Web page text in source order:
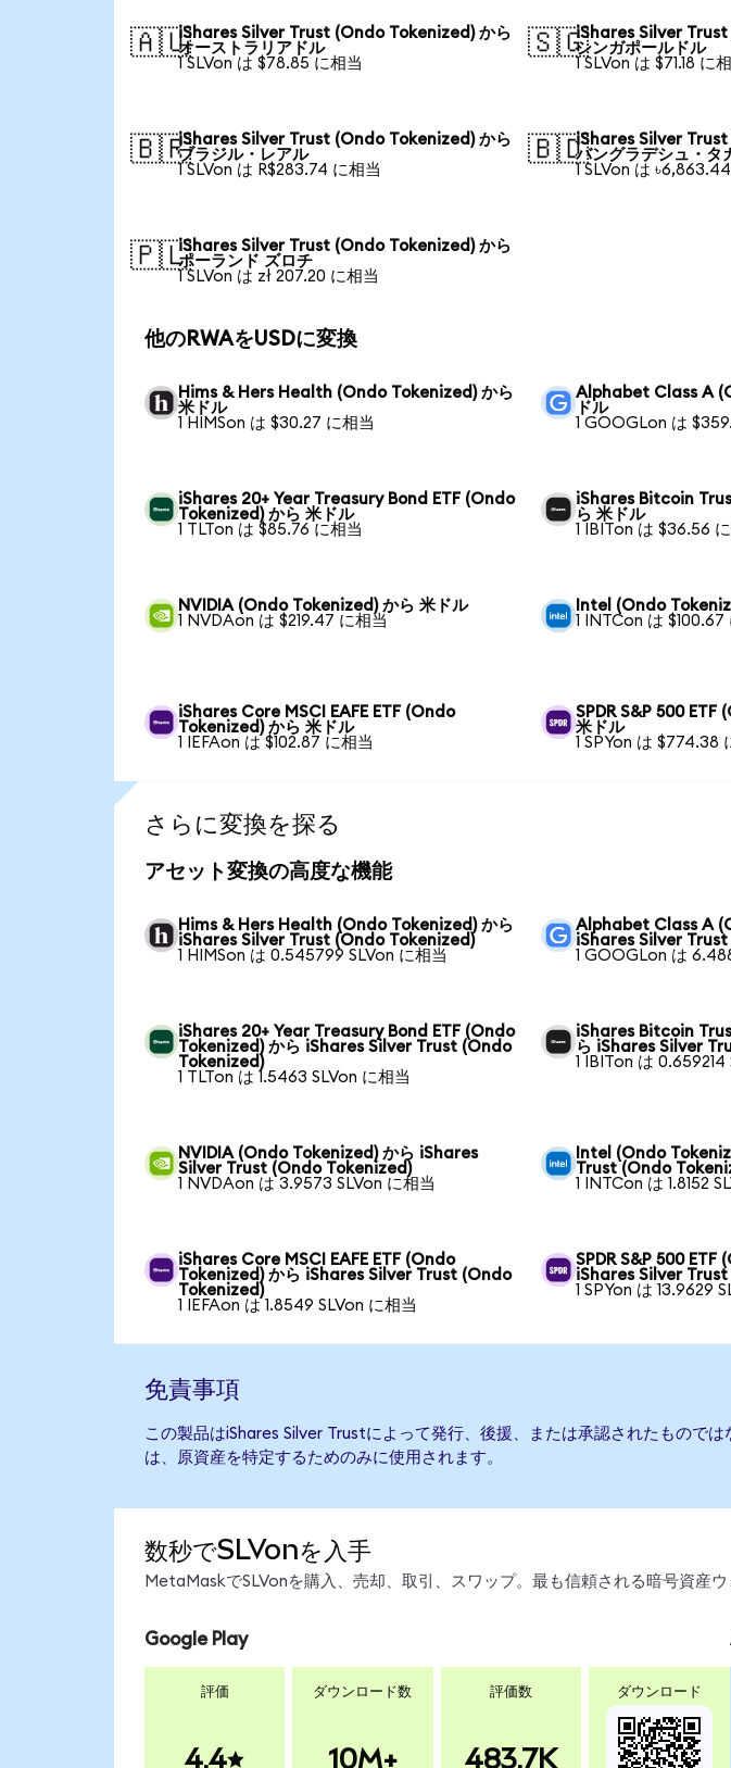
🇦🇺iShares Silver Trust (Ondo Tokenized) から
オーストラリアドル
1 SLVon は $78.85 に相当
🇸🇬iShares Silver
シンガポールドル
1 SLVon は $71.18 に
🇧🇷iShares Silver Trust (Ondo Tokenized) から
ブラジル・レアル
1 SLVon は R$283.74 に相当
🇧🇩iShares Silver
バングラデシュ・タ
1 SLVon は
🇵🇱iShares Silver Trust (Ondo Tokenized) から
ポーランド ズロチ
1 SLVon は zł 207.20 に相当
他のRWAをUSDに変換
Hims & Hers Health (Ondo Tokenized) から
米ドル
1 HIMSon は $30.27 に相当
Alphabet Class A
ドル
1 GOOGLon は
iShares 20+ Year Treasury Bond ETF (Ondo
Tokenized) から 米ドル
1 TLTon は $85.76 に相当
iShares Bitcoin
ら 米ドル
1 IBITon は $36.56
NVIDIA (Ondo Tokenized) から 米ドル
1 NVDAon は $219.47 に相当
Intel (Ondo
1 INTCon は $100.67
iShares Core MSCI EAFE ETF (Ondo
Tokenized) から 米ドル
1 IEFAon は $102.87 に相当
SPDR S&P 500
米ドル
1 SPYon は $774.38
さらに変換を探る
アセット変換の高度な機能
Hims & Hers Health (Ondo Tokenized) から
iShares Silver Trust (Ondo Tokenized)
1 HIMSon は 0.545799 SLVon に相当
Alphabet Class A
iShares Silver
1 GOOGLon は
iShares 20+ Year Treasury Bond ETF (Ondo
Tokenized) から iShares Silver Trust (Ondo
Tokenized)
1 TLTon は 1.5463 SLVon に相当
iShares Bitcoin
ら iShares Silver
1 IBITon は 0.659214
NVIDIA (Ondo Tokenized) から iShares
Silver Trust (Ondo Tokenized)
1 NVDAon は 3.9573 SLVon に相当
Intel (Ondo
Trust (Ondo
1 INTCon は 1.8152
iShares Core MSCI EAFE ETF (Ondo
Tokenized) から iShares Silver Trust (Ondo
Tokenized)
1 IEFAon は 1.8549 SLVon に相当
SPDR S&P 500
iShares Silver
1 SPYon は 13.9629
免責事項
この製品はiShares Silver Trustによって発行、後援、または承認されたもので
は、原資産を特定するためのみに使用されます。
数秒でSLVonを入手
MetaMaskでSLVonを購入、売却、取引、スワップ。最も信頼される暗号資産ウ
Google Play
評価
4.4
ダウンロード数
10M+
評価数
483.7K
ダウンロード